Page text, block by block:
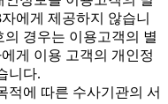
에게 제공하지 않습니
의 경우는 이용고객의 별
게 이용 고객의 개인정
니다.
적에 따른 수사기관의 서